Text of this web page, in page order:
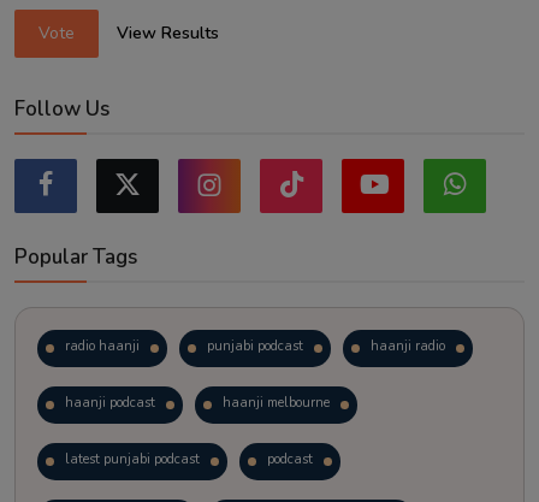
Vote View Results
Follow Us
Popular Tags
radio haanji punjabi podcast haanji radio
haanji podcast haanji melbourne
latest punjabi podcast podcast